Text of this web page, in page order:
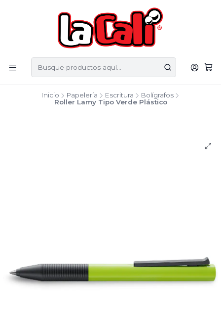
Inicio Papelería Escritura
Bolígrafos
Roller Lamy Tipo Verde Plástico